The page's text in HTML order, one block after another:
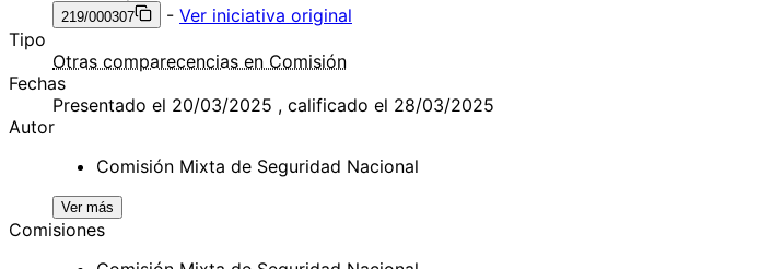
219/000307 - Ver iniciativa original
Tipo
Otras comparecencias en Comisión
Fechas
Presentado el 20/03/2025 , calificado el 28/03/2025
Autor
Comisión Mixta de Seguridad Nacional
Ver más
Comisiones